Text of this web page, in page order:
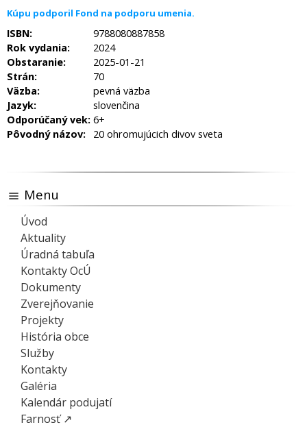
Kúpu podporil Fond na podporu umenia.
ISBN:
9788080887858
Rok vydania:
2024
Obstaranie:
2025-01-21
Strán:
70
Väzba:
pevná väzba
Jazyk:
slovenčina
Odporúčaný vek: 6+
Pôvodný názov:
20 ohromujúcich divov sveta
Menu
Úvod
Aktuality
Úradná tabuľa
Kontakty OcÚ
Dokumenty
Zverejňovanie
Projekty
História obce
Služby
Kontakty
Galéria
Kalendár podujatí
Farnosť ↗